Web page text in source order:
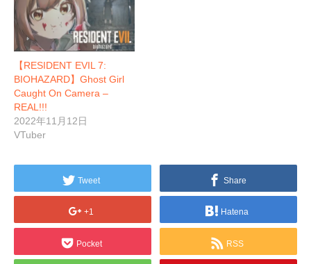
【RESIDENT EVIL 7:
BIOHAZARD】Ghost Girl
Caught On Camera –
REAL!!!
2022年11月12日
VTuber
Tweet Share
+1 Hatena
Pocket RSS